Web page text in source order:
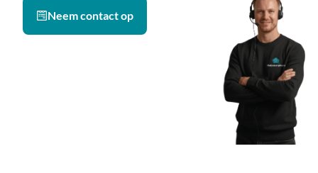
Neem contact op